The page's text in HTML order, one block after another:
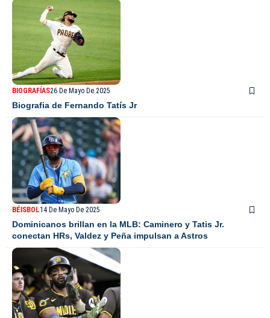
BIOGRAFÍAS26 De Mayo De 2025
Biografia de Fernando Tatís Jr
BÉISBOL14 De Mayo De 2025
Dominicanos brillan en la MLB: Caminero y Tatis Jr.
conectan HRs, Valdez y Peña impulsan a Astros